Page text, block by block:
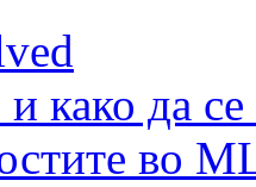
како да
во